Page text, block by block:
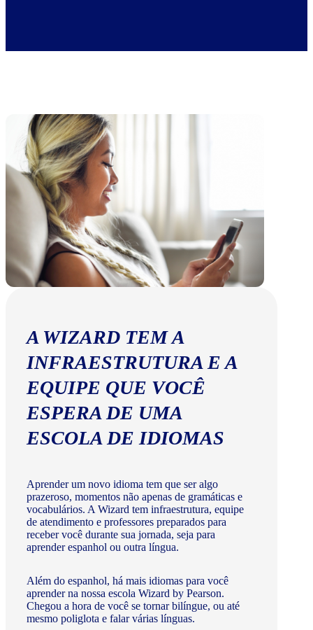
A WIZARD TEM A
INFRAESTRUTURA E A
EQUIPE QUE VOCÊ
ESPERA DE UMA
ESCOLA DE IDIOMAS
Aprender um novo idioma tem que ser algo
prazeroso, momentos não apenas de gramáticas e
vocabulários. A Wizard tem infraestrutura, equipe
de atendimento e professores preparados para
receber você durante sua jornada, seja para
aprender espanhol ou outra língua.
Além do espanhol, há mais idiomas para você
aprender na nossa escola Wizard by Pearson.
Chegou a hora de você se tornar bilíngue, ou até
mesmo poliglota e falar várias línguas.